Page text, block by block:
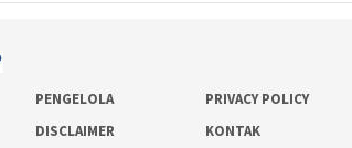
PENGELOLA
PRIVACY POLICY
DISCLAIMER KONTAK